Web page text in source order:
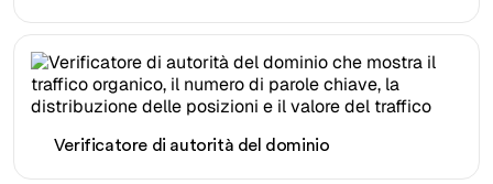
Verificatore di autorità del dominio